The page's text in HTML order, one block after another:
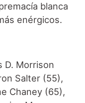
blanca
enérgicos.
D. Morrison
Salter (55),
Chaney (65),